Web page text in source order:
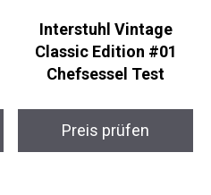
Interstuhl Vintage
Classic Edition #01
Chefsessel Test
Preis prüfen